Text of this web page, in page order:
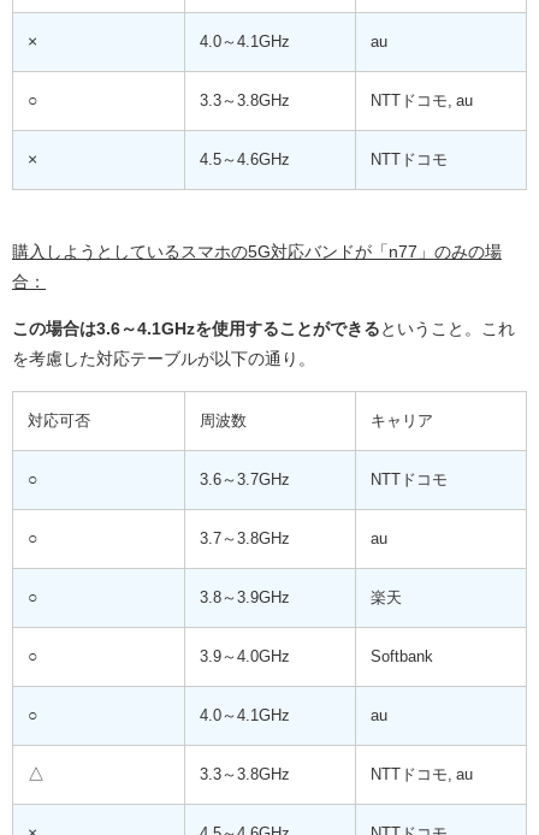
× 4.0～4.1GHz au
○ 3.3～3.8GHz NTTドコモ, au
× 4.5～4.6GHz NTTドコモ
購入しようとしているスマホの5G対応バンドが「n77」のみの場
合：
この場合は3.6～4.1GHzを使用することができる ということ。これ
を考慮した対応テーブルが以下の通り。
対応可否 周波数 キャリア
○ 3.6～3.7GHz NTTドコモ
○ 3.7～3.8GHz au
○ 3.8～3.9GHz 楽天
○ 3.9～4.0GHz Softbank
○ 4.0～4.1GHz au
△ 3.3～3.8GHz NTTドコモ, au